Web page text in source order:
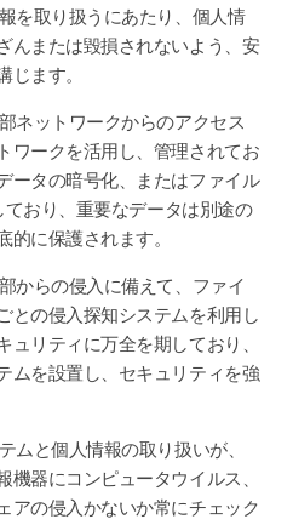
を取り扱うにあたり、個人情
んまたは毀損されないよう、安
じます。
ネットワークからのアクセス
ワークを活用し、管理されてお
ータの暗号化、またはファイル
ており、重要なデータは別途の
的に保護されます。
からの侵入に備えて、ファイ
との侵入探知システムを利用し
ュリティに万全を期しており、
ムを設置し、セキュリティを強
ムと個人情報の取り扱いが、
機器にコンピュータウイルス、
アの侵入かないか常にチェック